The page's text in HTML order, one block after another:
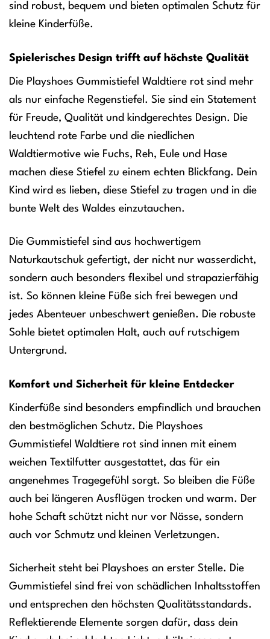
sind robust, bequem und bieten optimalen Schutz für
kleine Kinderfüße.
Spielerisches Design trifft auf höchste Qualität
Die Playshoes Gummistiefel Waldtiere rot sind mehr
als nur einfache Regenstiefel. Sie sind ein Statement
für Freude, Qualität und kindgerechtes Design. Die
leuchtend rote Farbe und die niedlichen
Waldtiermotive wie Fuchs, Reh, Eule und Hase
machen diese Stiefel zu einem echten Blickfang. Dein
Kind wird es lieben, diese Stiefel zu tragen und in die
bunte Welt des Waldes einzutauchen.
Die Gummistiefel sind aus hochwertigem
Naturkautschuk gefertigt, der nicht nur wasserdicht,
sondern auch besonders flexibel und strapazierfähig
ist. So können kleine Füße sich frei bewegen und
jedes Abenteuer unbeschwert genießen. Die robuste
Sohle bietet optimalen Halt, auch auf rutschigem
Untergrund.
Komfort und Sicherheit für kleine Entdecker
Kinderfüße sind besonders empfindlich und brauchen
den bestmöglichen Schutz. Die Playshoes
Gummistiefel Waldtiere rot sind innen mit einem
weichen Textilfutter ausgestattet, das für ein
angenehmes Tragegefühl sorgt. So bleiben die Füße
auch bei längeren Ausflügen trocken und warm. Der
hohe Schaft schützt nicht nur vor Nässe, sondern
auch vor Schmutz und kleinen Verletzungen.
Sicherheit steht bei Playshoes an erster Stelle. Die
Gummistiefel sind frei von schädlichen Inhaltsstoffen
und entsprechen den höchsten Qualitätsstandards.
Reflektierende Elemente sorgen dafür, dass dein